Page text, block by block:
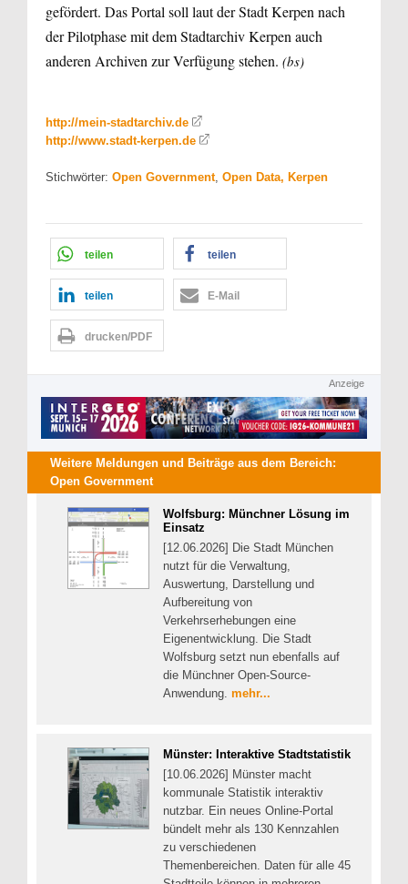
gefördert. Das Portal soll laut der Stadt Kerpen nach
der Pilotphase mit dem Stadtarchiv Kerpen auch
anderen Archiven zur Verfügung stehen. (bs)
http://mein-stadtarchiv.de
http://www.stadt-kerpen.de
Stichwörter: Open Government, Open Data, Kerpen
teilen teilen
teilen E-Mail
drucken/PDF
Anzeige
Weitere Meldungen und Beiträge aus dem Bereich:
Open Government
Wolfsburg: Münchner Lösung im
Einsatz
[12.06.2026] Die Stadt München
nutzt für die Verwaltung,
Auswertung, Darstellung und
Aufbereitung von
Verkehrserhebungen eine
Eigenentwicklung. Die Stadt
Wolfsburg setzt nun ebenfalls auf
die Münchner Open-Source-
Anwendung. mehr...
Münster: Interaktive Stadtstatistik
[10.06.2026] Münster macht
kommunale Statistik interaktiv
nutzbar. Ein neues Online-Portal
bündelt mehr als 130 Kennzahlen
zu verschiedenen
Themenbereichen. Daten für alle 45